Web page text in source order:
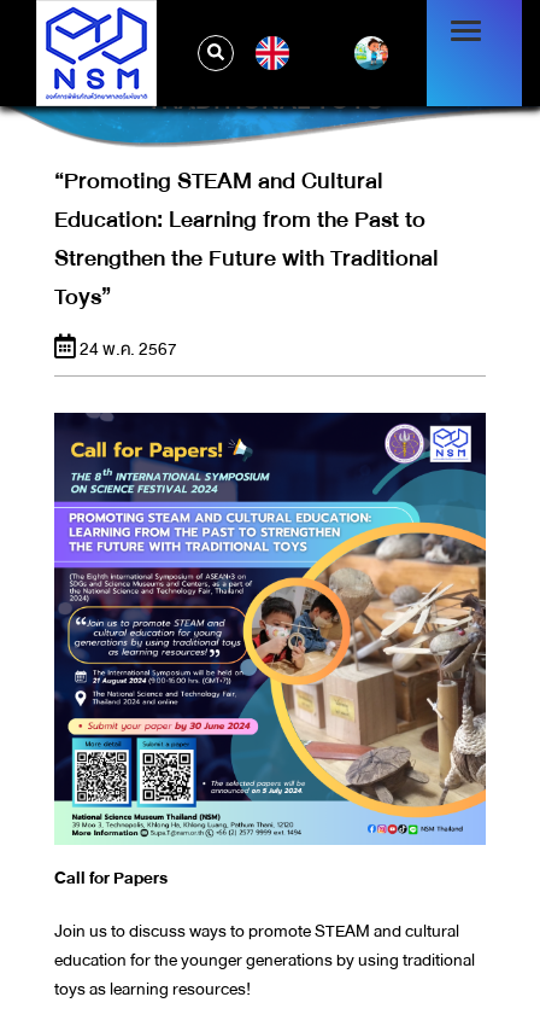
“PROMOTING STEAM AND CULTURAL
EDUCATION: LEARNING FROM THE PAST
TO STRENGTHEN THE FUTURE WITH
TRADITIONAL TOYS”
“Promoting STEAM and Cultural
Education: Learning from the Past to
Strengthen the Future with Traditional
Toys”
24 พ.ค. 2567
Call for Papers
Join us to discuss ways to promote STEAM and cultural
education for the younger generations by using traditional
toys as learning resources!